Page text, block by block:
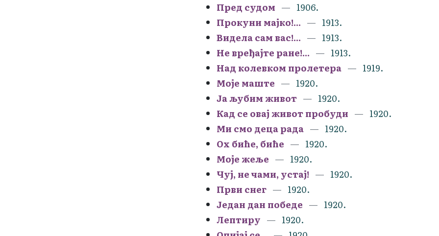
Пред судом
1906.
Прокуни мајко!...
1913.
Видела сам вас!...
1913.
Не вређајте ране!...
1913.
Над колевком пролетера
1919.
Моје маште
1920.
Ја љубим живот
1920.
Кад се овај живот пробуди
1920.
Ми смо деца рада
1920.
Ох биће, биће
1920.
Моје жеље
1920.
Чуј, не чами, устај!
1920.
Први снег
1920.
Један дан победе
1920.
Лептиру
1920.